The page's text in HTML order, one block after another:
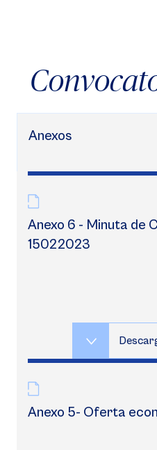
Anexos
Anexo 6 - Minuta de
15022023
Anexo 5- Oferta